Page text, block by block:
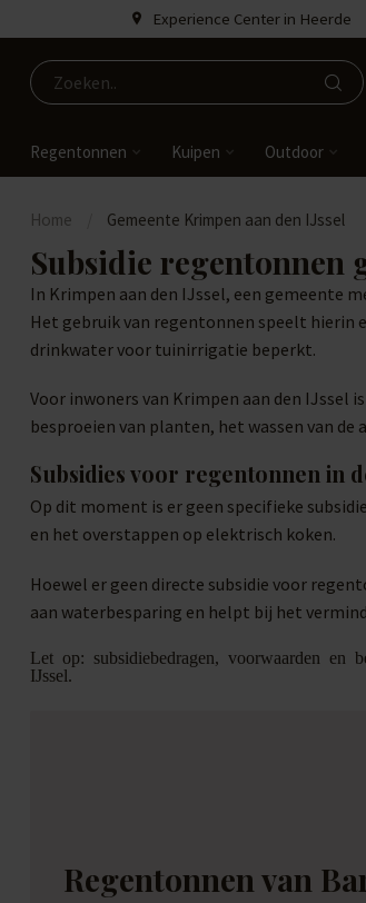
Experience Center in Heerde
Regentonnen Kuipen Outdoor
Home Gemeente Krimpen aan den IJssel
Subsidie regentonnen
In Krimpen aan den IJssel, een gemeente
Het gebruik van regentonnen speelt hierin
drinkwater voor tuinirrigatie beperkt.
Voor inwoners van Krimpen aan den IJssel
besproeien van planten, het wassen van
Subsidies voor regentonnen in
Op dit moment is er geen specifieke
en het overstappen op elektrisch koken.
Hoewel er geen directe subsidie voor
aan waterbesparing en helpt bij het
Let op: subsidiebedragen, voorwaarden en
IJssel.
Regentonnen van